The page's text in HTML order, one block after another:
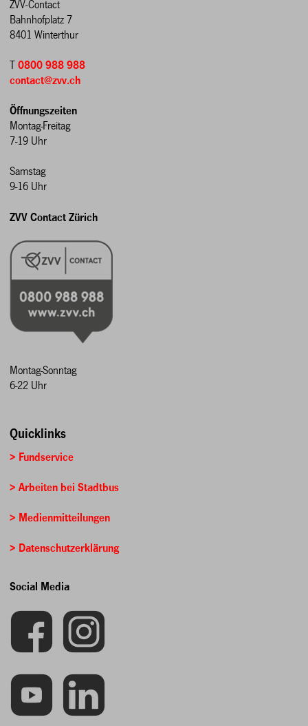
ZVV-Contact
Bahnhofplatz 7
8401 Winterthur
T0800 988 988
contact@zvv.ch
Öffnungszeiten
Montag-Freitag
7-19 Uhr
Samstag
9-16 Uhr
ZVV Contact Zürich
Montag-Sonntag
6-22 Uhr
Quicklinks
> Fundservice
> Arbeiten bei Stadtbus
> Medienmitteilungen
> Datenschutzerklärung
Social Media